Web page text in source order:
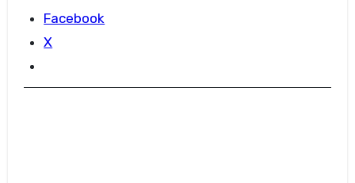
Facebook
X